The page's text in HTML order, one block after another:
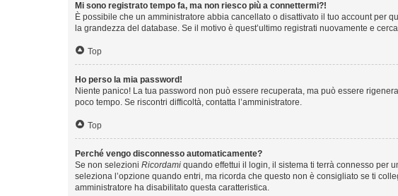
Mi sono registrato tempo fa, ma non riesco più a connettermi?!
È possibile che un amministratore abbia cancellato o disattivato il tuo account per
la grandezza del database. Se il motivo è quest’ultimo registrati nuovamente e
Top
Ho perso la mia password!
Niente panico! La tua password non può essere recuperata, ma può essere
poco tempo. Se riscontri difficoltà, contatta l’amministratore.
Top
Perché vengo disconnesso automaticamente?
Se non selezioni Ricordami quando effettui il login, il sistema ti terrà connesso per
seleziona l’opzione quando entri, ma ricorda che questo non è consigliato se ti
amministratore ha disabilitato questa caratteristica.